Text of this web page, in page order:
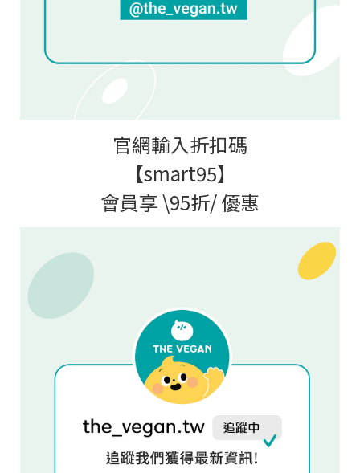
官網輸入折扣碼
【smart95】
會員享\95折/優惠